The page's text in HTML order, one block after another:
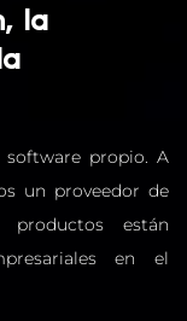
la
propio. A
un proveedor de
productos están
en el